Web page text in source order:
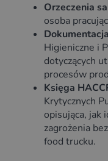
Orzeczenia
osoba
Higieniczne i
dotyczących
procesów
Księga
Krytycznych
opisująca, jak
zagrożenia
food trucku.